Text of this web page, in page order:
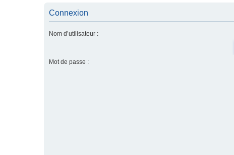
Connexion
Nom d’utilisateur :
Mot de passe :